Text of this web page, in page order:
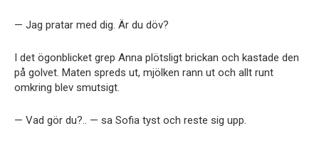
— Jag pratar med dig. Är du döv?
I det ögonblicket grep Anna plötsligt brickan och kastade den
på golvet. Maten spreds ut, mjölken rann ut och allt runt
omkring blev smutsigt.
— Vad gör du?.. — sa Sofia tyst och reste sig upp.